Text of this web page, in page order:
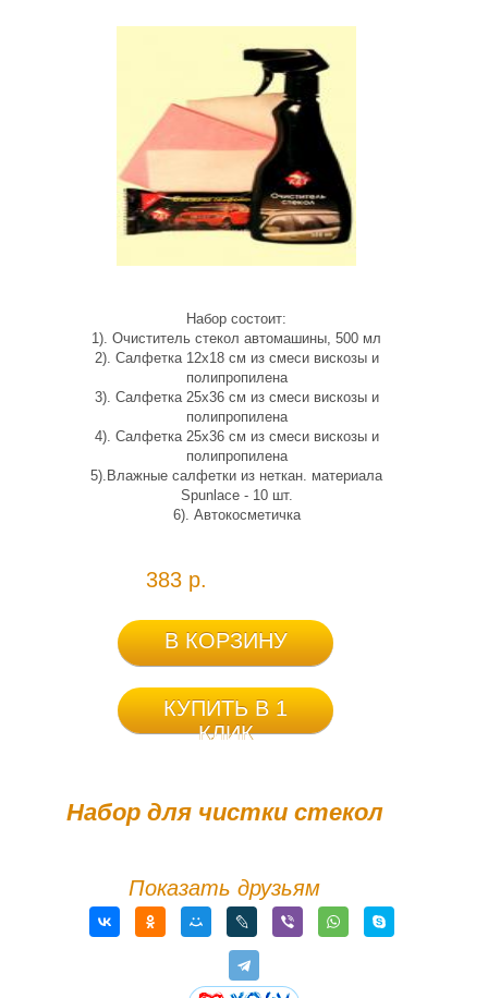
Набор для чистки стекол
Набор состоит:
1). Очиститель стекол автомашины, 500 мл
2). Салфетка 12х18 см из смеси вискозы и
полипропилена
3). Салфетка 25х36 см из смеси вискозы и
полипропилена
4). Салфетка 25х36 см из смеси вискозы и
полипропилена
5).Влажные салфетки из неткан. материала
Spunlace - 10 шт.
6). Автокосметичка
383 р.
В КОРЗИНУ
КУПИТЬ В 1
КЛИК
Показать друзьям